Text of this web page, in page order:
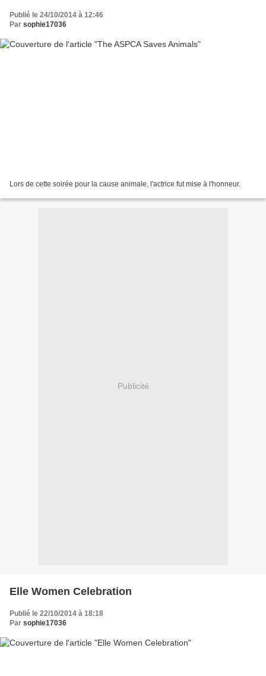
Publié le 24/10/2014 à 12:46
Par sophie17036
Lors de cette soirée pour la cause animale, l'actrice fut mise à l'honneur.
Publicité
Elle Women Celebration
Publié le 22/10/2014 à 18:18
Par sophie17036